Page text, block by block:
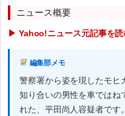
ニュース概要
▶ Yahoo!ニュース元記事を読
編集部メモ
警察署から姿を現したモヒ
知り合いの男性を車ではね
れた、平田尚人容疑者です。